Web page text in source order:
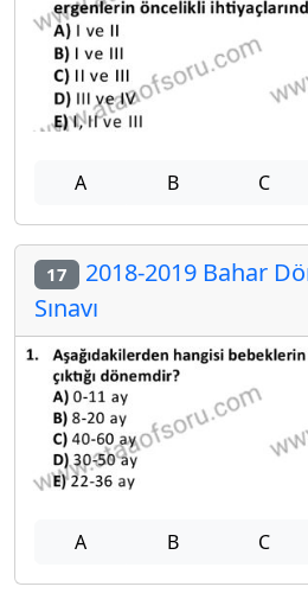
A B C
17 2018-2019 Bahar
Sınavı
A B C